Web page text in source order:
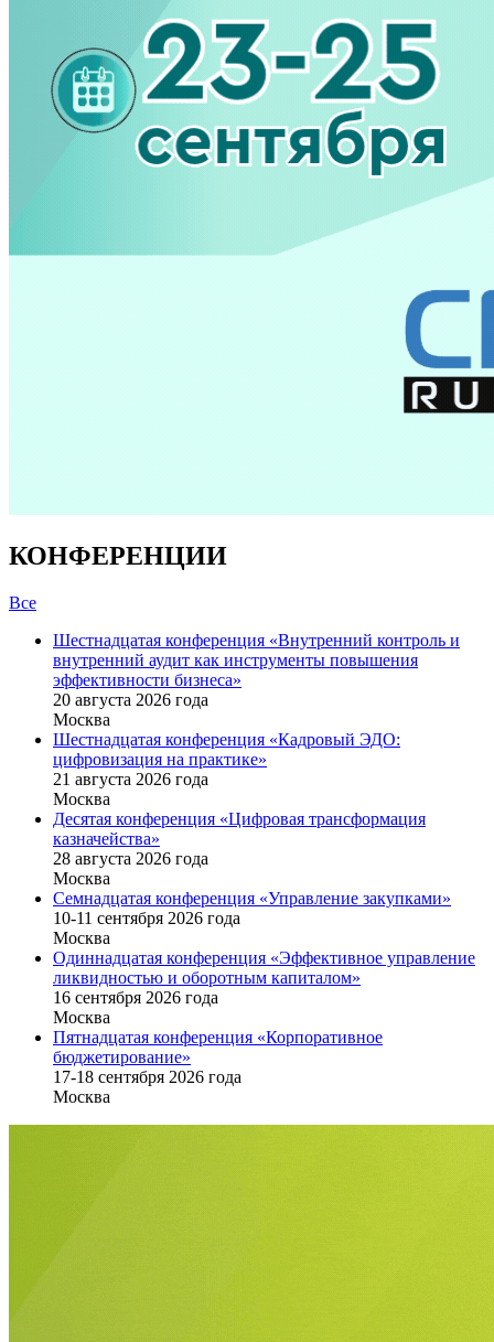
КОНФЕРЕНЦИИ
Все
Шестнадцатая конференция «Внутренний контроль и
внутренний аудит как инструменты повышения
эффективности бизнеса»
20 августа 2026 года
Москва
Шестнадцатая конференция «Кадровый ЭДО:
цифровизация на практике»
21 августа 2026 года
Москва
Десятая конференция «Цифровая трансформация
казначейства»
28 августа 2026 года
Москва
Семнадцатая конференция «Управление закупками»
10-11 сентября 2026 года
Москва
Одиннадцатая конференция «Эффективное управление
ликвидностью и оборотным капиталом»
16 cентября 2026 года
Москва
Пятнадцатая конференция «Корпоративное
бюджетирование»
17-18 сентября 2026 года
Москва